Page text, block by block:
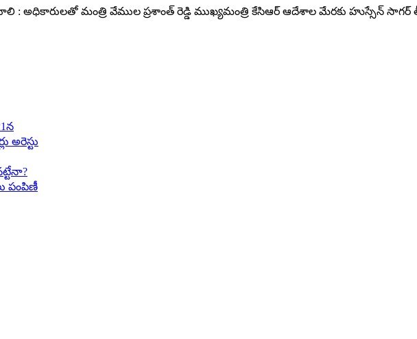
: అధికారులతో మంత్రి వేముల ప్రశాంత్ రెడ్డి ముఖ్యమంత్రి కేసిఆర్ ఆదేశాల మేరకు హుస్సేన్
అరెస్టు
పంపిణీ